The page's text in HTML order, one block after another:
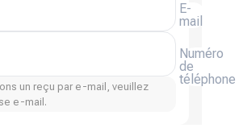
E-
mail
Numéro
de
téléphone
un reçu par e-mail, veuillez
e-mail.